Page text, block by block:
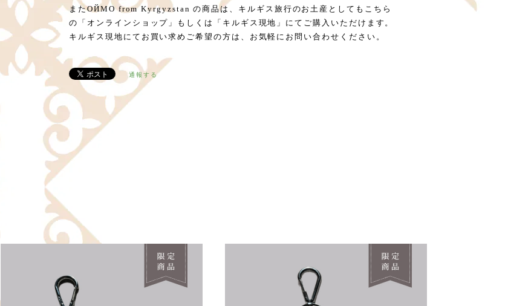
またОЙМО from Kyrgyzstan の商品は、キルギス旅行のお土産としてもこちら
の「オンラインショップ」もしくは「キルギス現地」にてご購入いただけます。
キルギス現地にてお買い求めご希望の方は、お気軽にお問い合わせください。
通報する